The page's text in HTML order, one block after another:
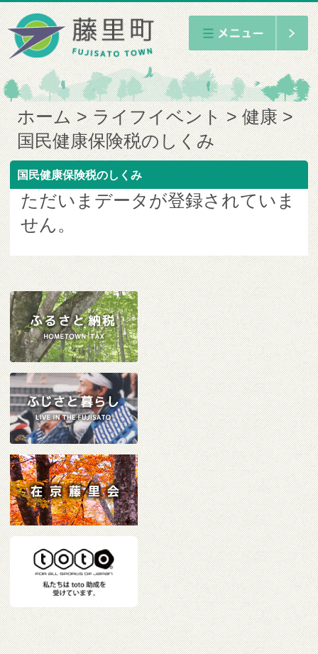
ホーム ライフイベント
健康
国民健康保険税のしくみ
国民健康保険税のしくみ
ただいまデータが登録されていま
せん。